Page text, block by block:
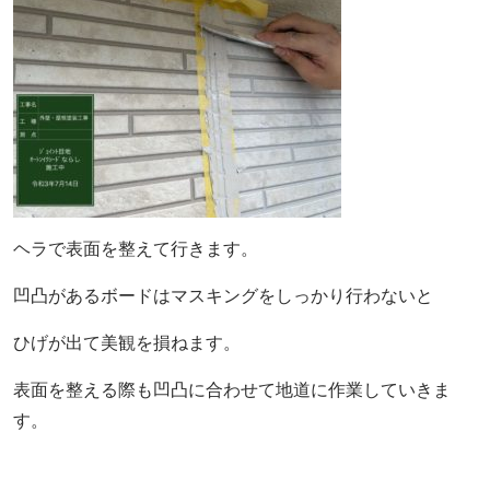
ヘラで表面を整えて行きます。
凹凸があるボードはマスキングをしっかり行わないと
ひげが出て美観を損ねます。
表面を整える際も凹凸に合わせて地道に作業していきま
す。